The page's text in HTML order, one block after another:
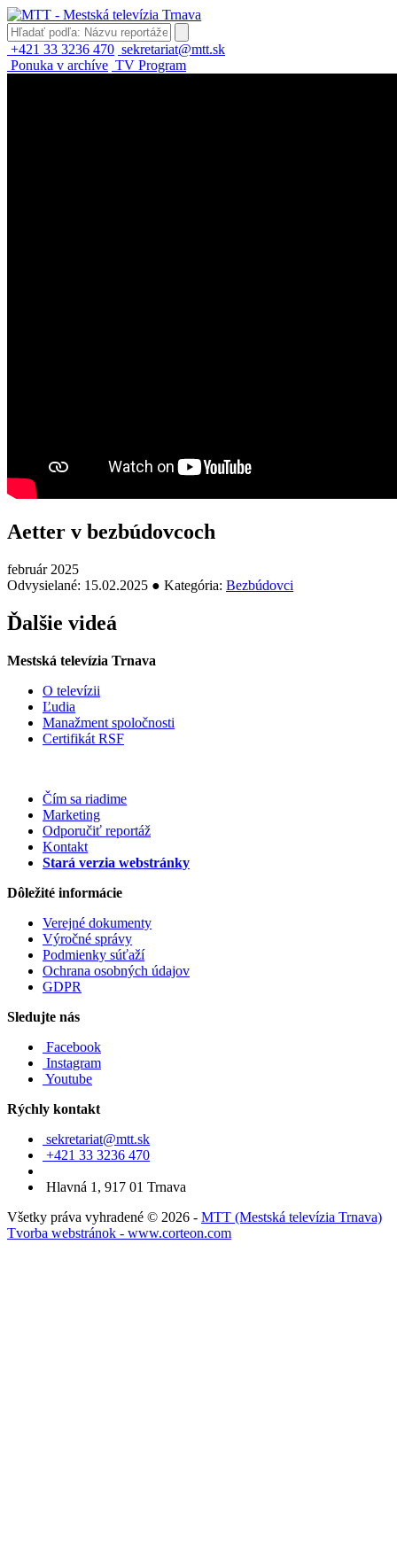
+421 33 3236 470 sekretariat@mtt.sk
Ponuka v archíve TV Program
Aetter v bezbúdovcoch
február 2025
Odvysielané: 15.02.2025 ● Kategória: Bezbúdovci
Ďalšie videá
Mestská televízia Trnava
O televízii
Ľudia
Manažment spoločnosti
Certifikát RSF
Čím sa riadime
Marketing
Odporučiť reportáž
Kontakt
Stará verzia webstránky
Dôležité informácie
Verejné dokumenty
Výročné správy
Podmienky súťaží
Ochrana osobných údajov
GDPR
Sledujte nás
Facebook
Instagram
Youtube
Rýchly kontakt
sekretariat@mtt.sk
+421 33 3236 470
Hlavná 1, 917 01 Trnava
Všetky práva vyhradené © 2026 - MTT (Mestská televízia Trnava)
Tvorba webstránok - www.corteon.com